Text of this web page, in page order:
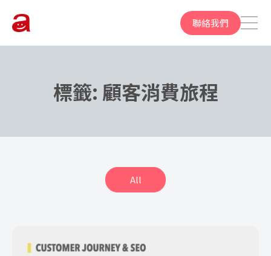
聯絡我們
標籤: 顧客消費旅程
All